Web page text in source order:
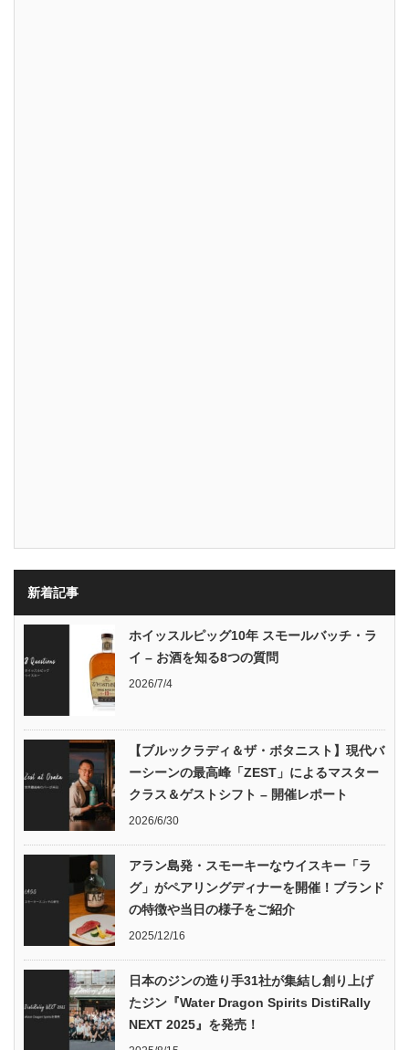
新着記事
ホイッスルピッグ10年 スモールバッチ・ラ
イ – お酒を知る8つの質問
2026/7/4
【ブルックラディ＆ザ・ボタニスト】現代バ
ーシーンの最高峰「ZEST」によるマスター
クラス＆ゲストシフト – 開催レポート
2026/6/30
アラン島発・スモーキーなウイスキー「ラ
グ」がペアリングディナーを開催！ブランド
の特徴や当日の様子をご紹介
2025/12/16
日本のジンの造り手31社が集結し創り上げ
たジン『Water Dragon Spirits DistiRally
NEXT 2025』を発売！